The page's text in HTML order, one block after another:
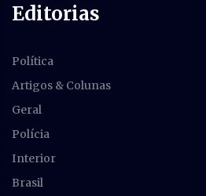
Editorias
Política
Artigos & Colunas
Geral
Polícia
Interior
Brasil